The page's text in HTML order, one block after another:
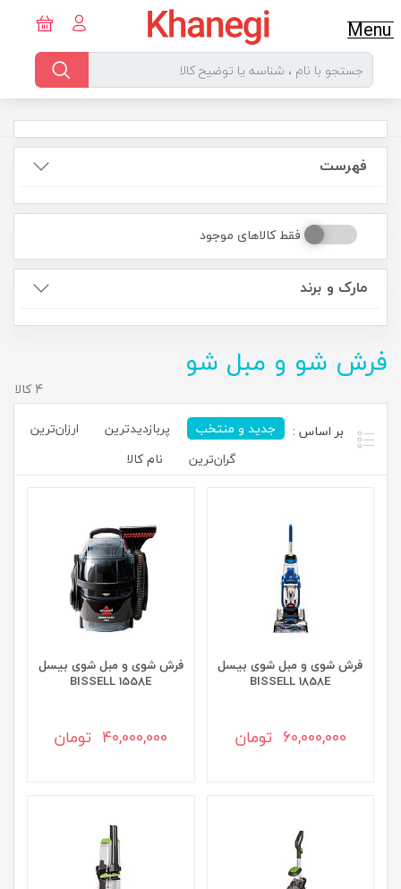
Menu
فهرست
فقط کالاهای موجود
مارک و برند
فرش شو و مبل شو
4 کالا
جدید و منتخب
پربازدیدترین
ارزان‌ترین
گران‌ترین
نام کالا
فرش شوی و مبل شوی بیسل
BISSELL 1858E
60,000,000 تومان
فرش شوی و مبل شوی بیسل
BISSELL 1558E
40,000,000 تومان